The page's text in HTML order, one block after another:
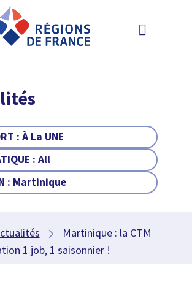
:À La UNE
:All
: Martinique
Martinique : la CTM
1 job, 1 saisonnier !